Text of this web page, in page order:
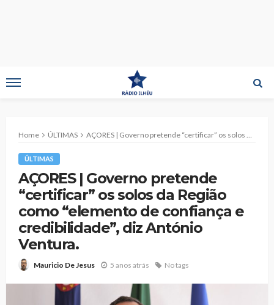
Home ÚLTIMAS AÇORES | Governo pretende “certificar” os solos da Região como “elemento de confiança e credibilidade”, diz António Ventura.
ÚLTIMAS
AÇORES | Governo pretende
“certificar” os solos da Região
como “elemento de confiança e
credibilidade”, diz António
Ventura.
Mauricio De Jesus 5 anos atrás No tags